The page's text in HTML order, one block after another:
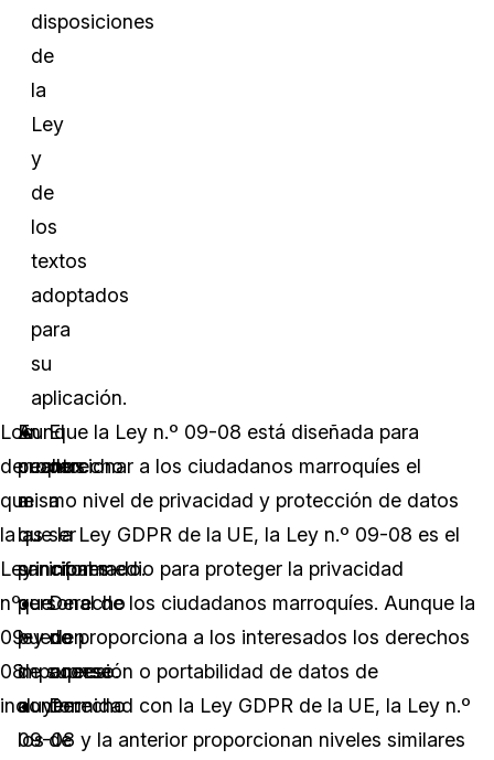
disposiciones
de
la
Ley
y
de
los
textos
adoptados
para
su
aplicación.
Los
derechos
que
la
Ley
nº.
09-
08
incluyen:
El
derecho
a
ser
informado.
Derecho
de
acceso.
Derecho
de
En
cuanto
a
las
sanciones
que
pueden
imponerse
a
los
Aunque la Ley n.º 09-08 está diseñada para
proporcionar a los ciudadanos marroquíes el
mismo nivel de privacidad y protección de datos
que la Ley GDPR de la UE, la Ley n.º 09-08 es el
principal medio para proteger la privacidad
personal de los ciudadanos marroquíes. Aunque la
ley no proporciona a los interesados los derechos
de supresión o portabilidad de datos de
conformidad con la Ley GDPR de la UE, la Ley n.º
09-08 y la anterior proporcionan niveles similares